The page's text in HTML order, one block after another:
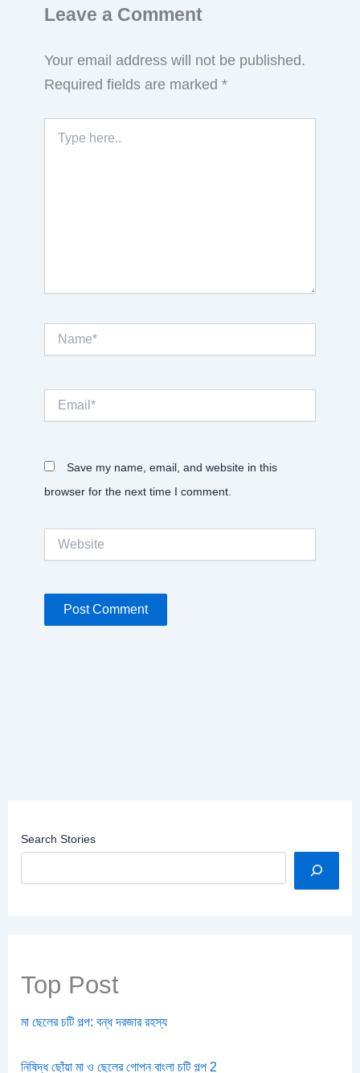
Leave a Comment
Your email address will not be published.
Required fields are marked *
here..
Save my name, email, and website in this
browser for the next time I comment.
Search Stories
Top Post
মা ছেলের চটি গল্প: বন্ধ দরজার রহস্য
নিষিদ্ধ ছোঁয়া মা ও ছেলের গোপন বাংলা চটি গল্প 2